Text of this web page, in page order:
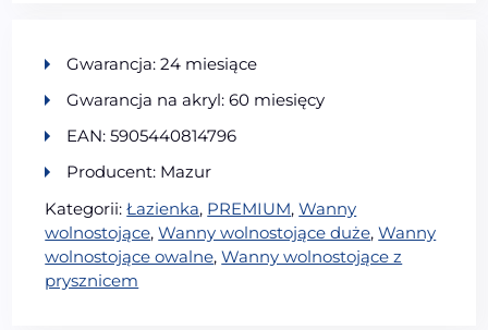
Gwarancja: 24 miesiące
Gwarancja na akryl: 60 miesięcy
EAN: 5905440814796
Producent: Mazur
Kategorii:Łazienka, PREMIUM,Wanny
wolnostojące,Wanny wolnostojące duże,Wanny
wolnostojące owalne,Wanny wolnostojące z
prysznicem